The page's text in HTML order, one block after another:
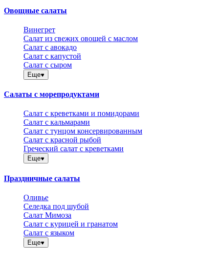
Овощные салаты
Винегрет
Салат из свежих овощей с маслом
Салат с авокадо
Салат с капустой
Салат с сыром
Еще
Салаты с морепродуктами
Салат с креветками и помидорами
Салат с кальмарами
Салат с тунцом консервированным
Салат с красной рыбой
Греческий салат с креветками
Еще
Праздничные салаты
Оливье
Селедка под шубой
Салат Мимоза
Салат с курицей и гранатом
Салат с языком
Еще